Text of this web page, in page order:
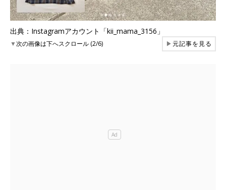
出典：Instagramアカウント「kii_mama_3156」
▼次の画像は下へスクロール (2/6) ▶元記事を見る